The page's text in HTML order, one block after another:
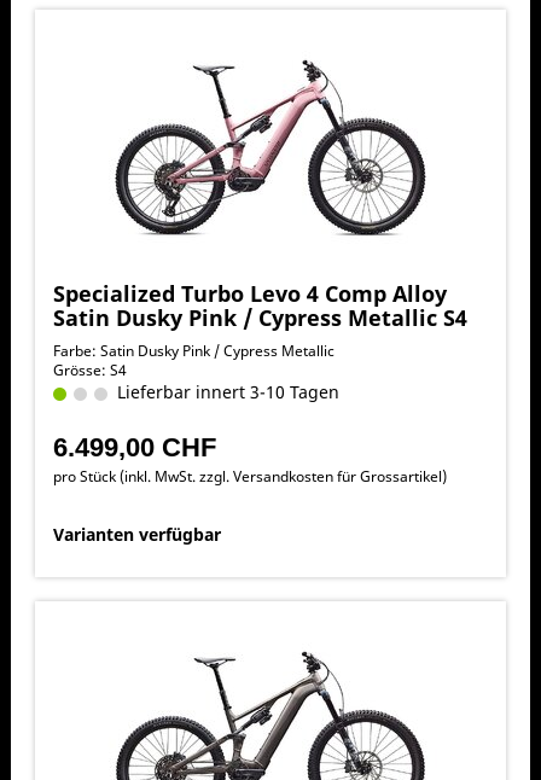
Specialized Turbo Levo 4 Comp Alloy
Satin Dusky Pink / Cypress Metallic S4
Farbe: Satin Dusky Pink / Cypress Metallic
Grösse: S4
Lieferbar innert 3-10 Tagen
6.499,00 CHF
pro Stück (inkl. MwSt. zzgl.Versandkosten für Grossartikel)
Varianten verfügbar